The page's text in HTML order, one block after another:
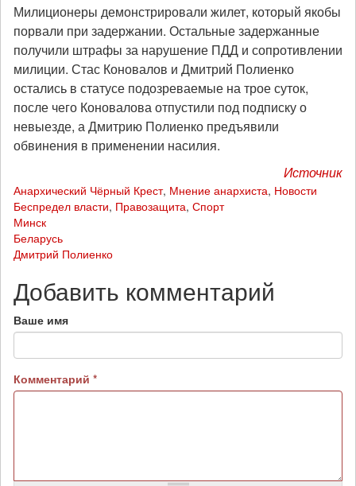
Милиционеры демонстрировали жилет, который якобы
порвали при задержании. Остальные задержанные
получили штрафы за нарушение ПДД и сопротивлении
милиции. Стас Коновалов и Дмитрий Полиенко
остались в статусе подозреваемые на трое суток,
после чего Коновалова отпустили под подписку о
невыезде, а Дмитрию Полиенко предъявили
обвинения в применении насилия.
Источник
Анархический Чёрный Крест, Мнение анархиста, Новости
Беспредел власти, Правозащита, Спорт
Минск
Беларусь
Дмитрий Полиенко
Добавить комментарий
Ваше имя
Комментарий *